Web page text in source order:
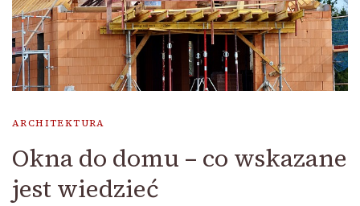
ARCHITEKTURA
Okna do domu – co wskazane
jest wiedzieć